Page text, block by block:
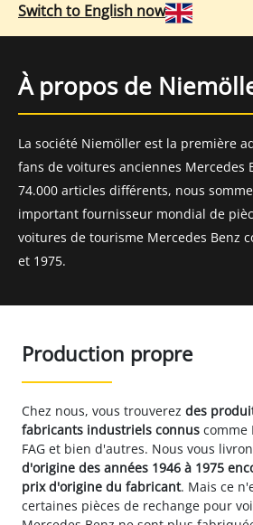
Switch to English now
À propos de
La société Niemöller est la première
fans de voitures anciennes Mercedes
74.000 articles différents, nous
important fournisseur mondial de
voitures de tourisme Mercedes Benz
et 1975.
Production propre
Chez nous, vous trouverez des
fabricants industriels connus comme
FAG et bien d'autres. Nous vous
d'origine des années 1946 à 1975
prix d'origine du fabricant. Mais ce
certaines pièces de rechange pour